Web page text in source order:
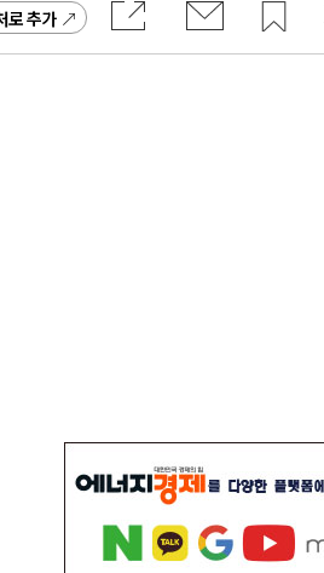
로 추가
[송윤주의 부동산생태계] 첫발
택’…주거사다리 기능할까